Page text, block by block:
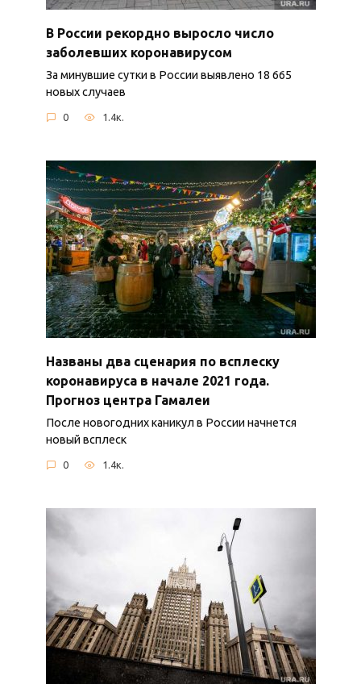
В России рекордно выросло число
заболевших коронавирусом
За минувшие сутки в России выявлено 18 665
новых случаев
0 1.4к.
Названы два сценария по всплеску
коронавируса в начале 2021 года.
Прогноз центра Гамалеи
После новогодних каникул в России начнется
новый всплеск
0 1.4к.